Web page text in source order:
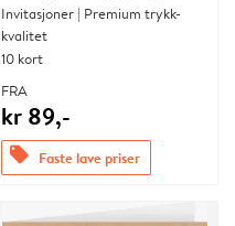
Invitasjoner | Premium trykk-
kvalitet
10 kort
FRA
kr 89,-
offers Faste lave priser